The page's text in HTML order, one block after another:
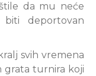
da mu neće
deportovan
svih vremena
grata turnira koji